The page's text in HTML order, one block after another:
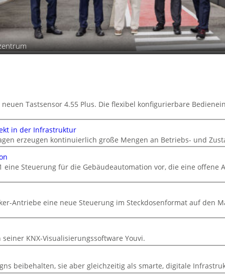
Tastsensor 4.55 Plus. Die flexibel konfigurierbare
in der Infrastruktur
erzeugen kontinuierlich große Mengen an Betriebs- und
eine Steuerung für die Gebäudeautomation vor, die eine
Antriebe eine neue Steuerung im Steckdosenformat auf den
KNX-Visualisierungssoftware Youvi.
beibehalten, sie aber gleichzeitig als smarte, digitale